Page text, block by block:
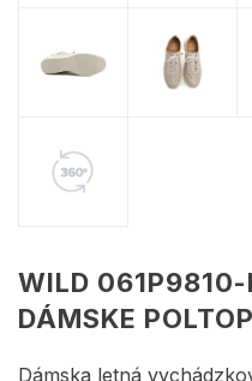
WILD 061P9810-
DÁMSKE
Dámska letná